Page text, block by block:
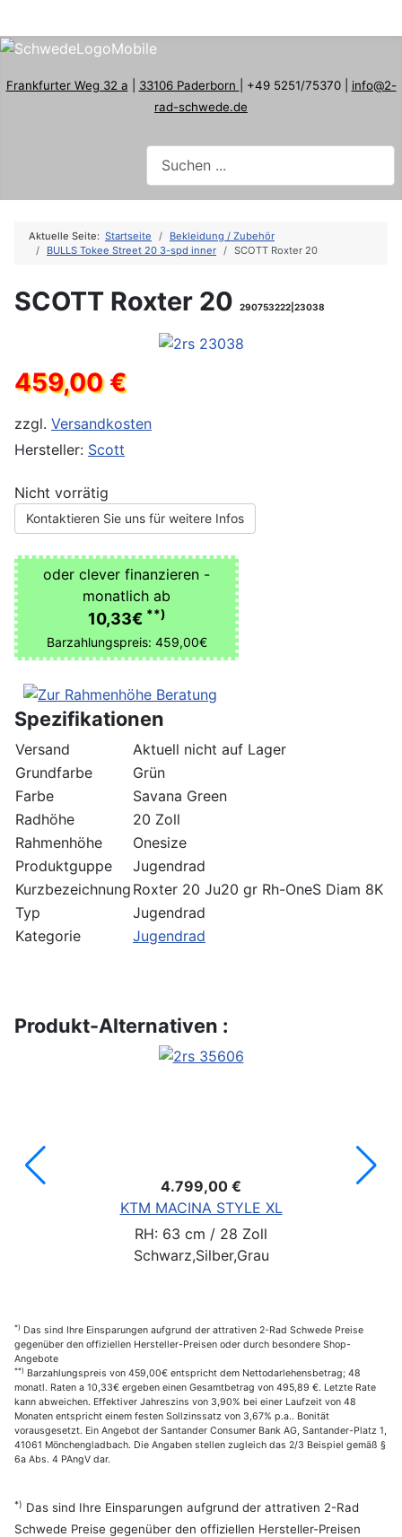
Frankfurter Weg 32 a 33106 Paderborn | +49 5251/75370 | info@2-
rad-schwede.de
Aktuelle Seite: Startseite
Bekleidung / Zubehör
BULLS Tokee Street 20 3-spd inner
SCOTT Roxter 20
SCOTT Roxter 20 290753222|23038
459,00 €
zzgl. Versandkosten
Hersteller: Scott
Nicht vorrätig
Kontaktieren Sie uns für weitere Infos
oder clever finanzieren -
monatlich ab
10,33€ **)
Barzahlungspreis: 459,00€
Spezifikationen
Versand
Aktuell nicht auf Lager
Grundfarbe
Grün
Farbe
Savana Green
Radhöhe
20 Zoll
Rahmenhöhe
Onesize
Produktguppe
Jugendrad
Kurzbezeichnung Roxter 20 Ju20 gr Rh-OneS Diam 8K
Typ
Jugendrad
Kategorie
Jugendrad
Produkt-Alternativen :
4.799,00 €
KTM MACINA STYLE XL
RH: 63 cm / 28 Zoll
Schwarz,Silber,Grau
*) Das sind Ihre Einsparungen aufgrund der attrativen 2-Rad Schwede Preise
gegenüber den offiziellen Hersteller-Preisen oder durch besondere Shop-
Angebote
**) Barzahlungspreis von 459,00€ entspricht dem Nettodarlehensbetrag; 48
monatl. Raten a 10,33€ ergeben einen Gesamtbetrag von 495,89 €. Letzte Rate
kann abweichen. Effektiver Jahreszins von 3,90% bei einer Laufzeit von 48
Monaten entspricht einem festen Sollzinssatz von 3,67% p.a.. Bonität
vorausgesetzt. Ein Angebot der Santander Consumer Bank AG, Santander-Platz 1,
41061 Mönchengladbach. Die Angaben stellen zugleich das 2/3 Beispiel gemäß §
6a Abs. 4 PAngV dar.
*) Das sind Ihre Einsparungen aufgrund der attrativen 2-Rad
Schwede Preise gegenüber den offiziellen Hersteller-Preisen